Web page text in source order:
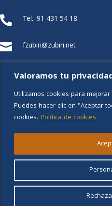
Valoramos tu
Utilizamos cookies para
Puedes hacer clic en "Aceptar
cookies. Política de cookies
 Tel.: 91 431 54 18
 fzubiri@zubiri.net
FUNDACIÓN XZ
Política de
Política de cookies